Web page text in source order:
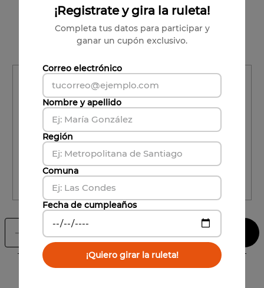
Cabernet Sauvignon
Región
Región
Comuna
Comuna
CALCULAR ENVÍO
－ Agregar al carrito
Características
¡Registrate y gira la ruleta!
Completa tus datos para participar y
ganar un cupón exclusivo.
Correo electrónico
Nombre y apellido
Región
Comuna
Fecha de cumpleaños
¡Quiero girar la ruleta!